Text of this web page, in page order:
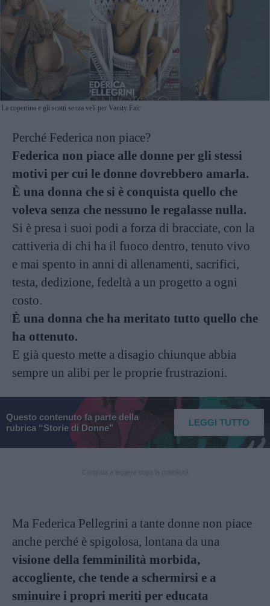
La copertina e gli scatti senza veli per Vanity Fair
Perché Federica non piace?
Federica non piace alle donne per gli stessi
motivi per cui le donne dovrebbero amarla.
È una donna che si è conquista quello che
voleva senza che nessuno le regalasse nulla.
Si è presa i suoi podi a forza di bracciate, con la
cattiveria di chi ha il fuoco dentro, tenuto vivo
e mai spento in anni di allenamenti, sacrifici,
testa, dedizione, fedeltà a un progetto a ogni
costo.
È una donna che ha meritato tutto quello che
ha ottenuto.
E già questo mette a disagio chiunque abbia
sempre un alibi per le proprie frustrazioni.
Questo contenuto fa parte della
rubrica “Storie di Donne”
LEGGI TUTTO
Ma Federica Pellegrini a tante donne non piace
anche perché è spigolosa, lontana da una
visione della femminilità morbida,
accogliente, che tende a schermirsi e a
sminuire i propri meriti per educata